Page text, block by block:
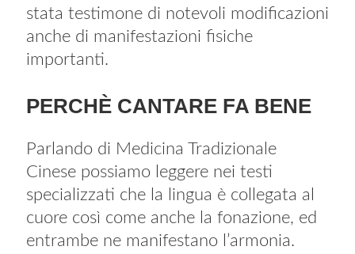
stata testimone di notevoli modificazioni
anche di manifestazioni fisiche
importanti.
PERCHÈ CANTARE FA BENE
Parlando di Medicina Tradizionale
Cinese possiamo leggere nei testi
specializzati che la lingua è collegata al
cuore così come anche la fonazione, ed
entrambe ne manifestano l’armonia.